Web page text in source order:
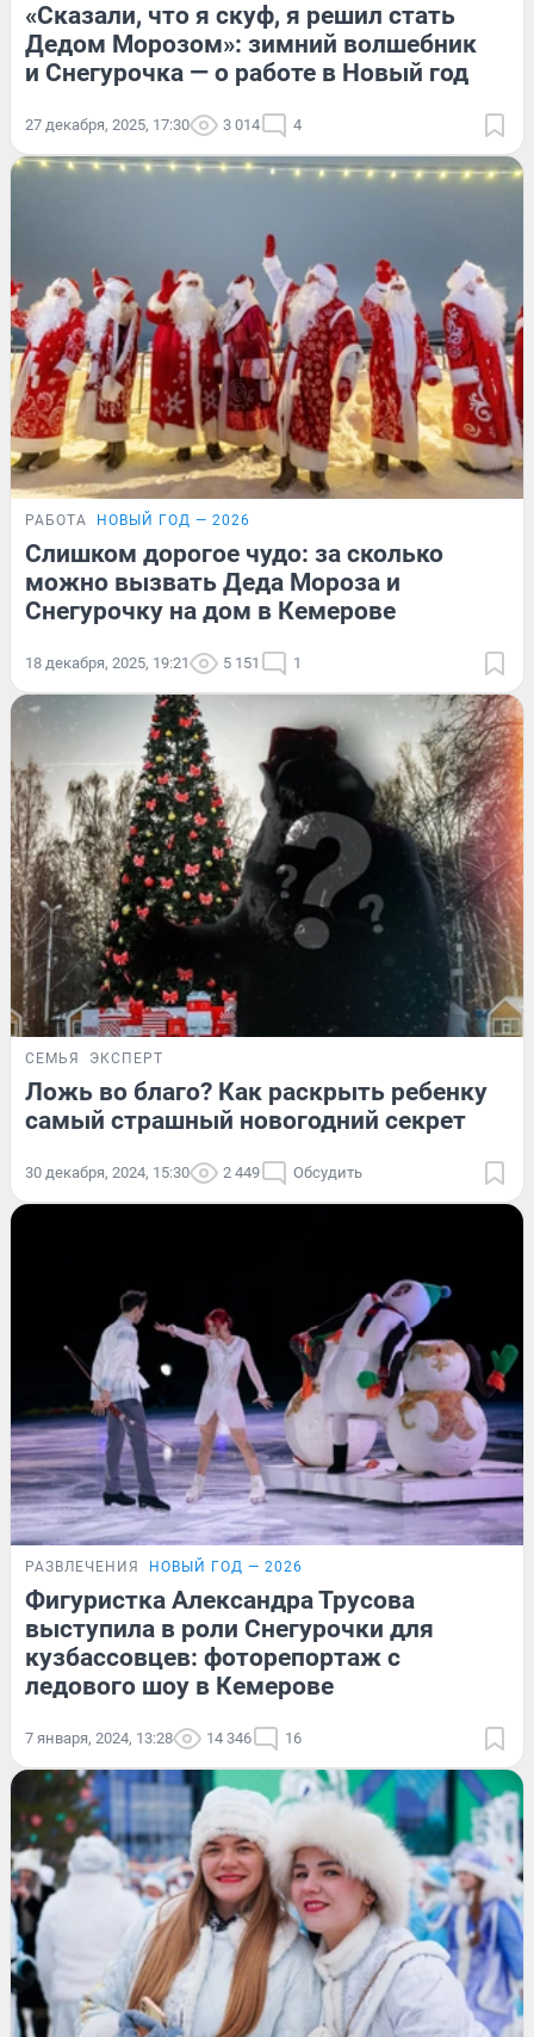
«Сказали, что я скуф, я решил стать
Дедом Морозом»: зимний волшебник
и Снегурочка — о работе в Новый год
27 декабря, 2025, 17:30 3 014 4
РАБОТА НОВЫЙ ГОД — 2026
Слишком дорогое чудо: за сколько
можно вызвать Деда Мороза и
Снегурочку на дом в Кемерове
18 декабря, 2025, 19:21 5 151 1
СЕМЬЯ ЭКСПЕРТ
Ложь во благо? Как раскрыть ребенку
самый страшный новогодний секрет
30 декабря, 2024, 15:30 2 449 Обсудить
РАЗВЛЕЧЕНИЯ НОВЫЙ ГОД — 2026
Фигуристка Александра Трусова
выступила в роли Снегурочки для
кузбассовцев: фоторепортаж с
ледового шоу в Кемерове
7 января, 2024, 13:28 14 346 16